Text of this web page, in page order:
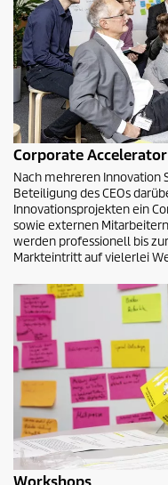
Corporate Accelerator
Nach mehreren Innovation
Beteiligung des CEOs
Innovationsprojekten ein
sowie externen
werden professionell bis
Markteintritt auf vielerlei